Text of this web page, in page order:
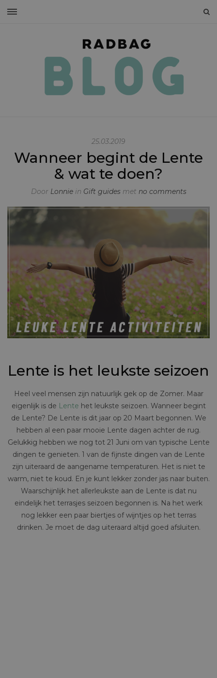
25.03.2019
Wanneer begint de Lente
& wat te doen?
Door Lonniein Gift guides met no comments
Lente is het leukste seizoen
Heel veel mensen zijn natuurlijk gek op de Zomer. Maar
eigenlijk is de Lente het leukste seizoen. Wanneer begint
de Lente? De Lente is dit jaar op 20 Maart begonnen. We
hebben al een paar mooie Lente dagen achter de rug.
Gelukkig hebben we nog tot 21 Juni om van typische Lente
dingen te genieten. 1 van de fijnste dingen van de Lente
zijn uiteraard de aangename temperaturen. Het is niet te
warm, niet te koud. En je kunt lekker zonder jas naar buiten.
Waarschijnlijk het allerleukste aan de Lente is dat nu
eindelijk het terrasjes seizoen begonnen is. Na het werk
nog lekker een paar biertjes of wijntjes op het terras
drinken. Je moet de dag uiteraard altijd goed afsluiten.